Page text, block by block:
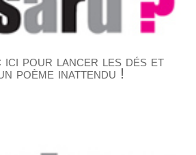
pour lancer les dés et
poème inattendu !